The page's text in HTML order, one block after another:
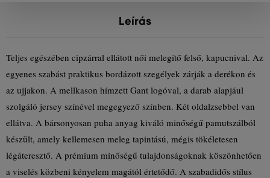
Leírás
Teljes egészében cipzárral ellátott női melegítő felső, kapucnival. Az
egyenes szabást praktikus bordázott szegélyek zárják a derékon és
az ujjakon. A mellkason hímzett Gant logóval, a darab alapjául
szolgáló jersey színével megegyező színben. Két oldalzsebbel van
ellátva. A bársonyosan puha anyag kiváló minőségű pamutszálból
készült, amely kellemesen meleg tapintású, mégis tökéletesen
légáteresztő. A prémium minőségű tulajdonságoknak köszönhetően
a viselés közbeni kényelem magától értetődő. A szabadidős stílus